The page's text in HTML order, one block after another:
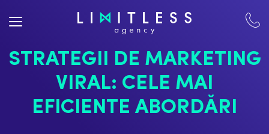
STRATEGII DE MARKETING
VIRAL: CELE MAI
EFICIENTE ABORDĂRI